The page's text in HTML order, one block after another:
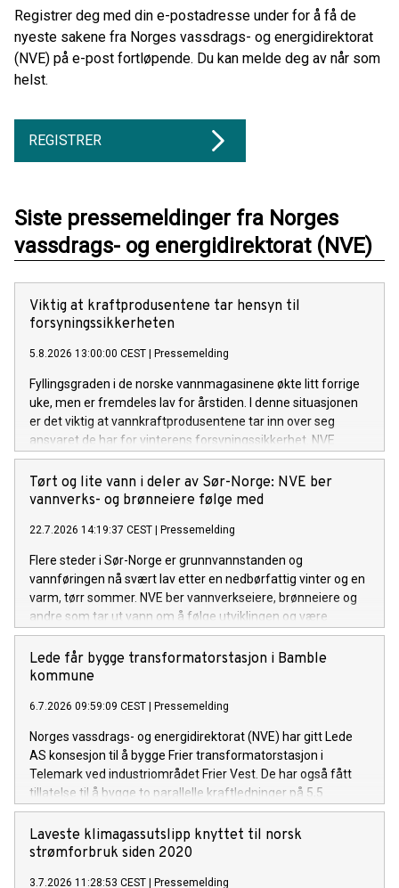
Registrer deg med din e-postadresse under for å få de
nyeste sakene fra Norges vassdrags- og energidirektorat
(NVE) på e-post fortløpende. Du kan melde deg av når som
helst.
REGISTRER
Siste pressemeldinger fra Norges
vassdrags- og energidirektorat (NVE)
Viktig at kraftprodusentene tar hensyn til
forsyningssikkerheten
5.8.2026 13:00:00 CEST | Pressemelding
Fyllingsgraden i de norske vannmagasinene økte litt forrige
uke, men er fremdeles lav for årstiden. I denne situasjonen
er det viktig at vannkraftprodusentene tar inn over seg
ansvaret de har for vinterens forsyningssikkerhet. NVE
følger utviklingen av kraftsituasjonen, i tett dialog med
Statnett. Om nødvendig vil NVE innføre en
rapporteringsordning for kraftprodusentene.
Tørt og lite vann i deler av Sør-Norge: NVE ber
vannverks- og brønneiere følge med
22.7.2026 14:19:37 CEST | Pressemelding
Flere steder i Sør-Norge er grunnvannstanden og
vannføringen nå svært lav etter en nedbørfattig vinter og en
varm, tørr sommer. NVE ber vannverkseiere, brønneiere og
andre som tar ut vann om å følge utviklingen og være
forberedt på å gjøre vannbesparende tiltak om det ikke
kommer mye regn de neste ukene.
Lede får bygge transformatorstasjon i Bamble
kommune
6.7.2026 09:59:09 CEST | Pressemelding
Norges vassdrags- og energidirektorat (NVE) har gitt Lede
AS konsesjon til å bygge Frier transformatorstasjon i
Telemark ved industriområdet Frier Vest. De har også fått
tillatelse til å bygge to parallelle kraftledninger på 5,5
kilometer, for å knytte stasjonen til Herum
transformatorstasjon.
Laveste klimagassutslipp knyttet til norsk
strømforbruk siden 2020
3.7.2026 11:28:53 CEST | Pressemelding